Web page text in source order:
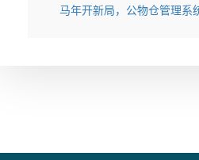
马年开新局，公物仓管理系